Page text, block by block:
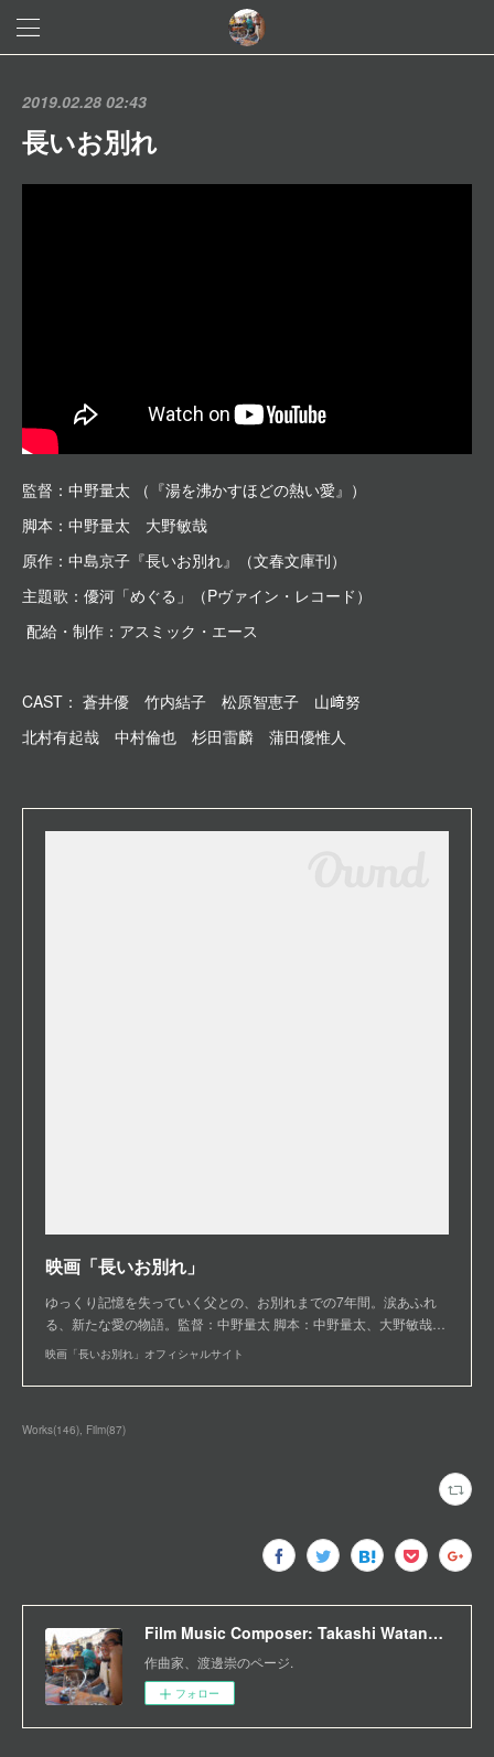
2019.02.28 02:43
長いお別れ
監督：中野量太 （『湯を沸かすほどの熱い愛』）
脚本：中野量太 大野敏哉
原作：中島京子『長いお別れ』（文春文庫刊）
主題歌：優河「めぐる」（Pヴァイン・レコード）
配給・制作：アスミック・エース
CAST： 蒼井優 竹内結子 松原智恵子 山﨑努
北村有起哉 中村倫也 杉田雷麟 蒲田優惟人
映画「長いお別れ」
ゆっくり記憶を失っていく父との、お別れまでの7年間。涙あふれ
る、新たな愛の物語。監督：中野量太 脚本：中野量太、大野敏哉…
映画「長いお別れ」オフィシャルサイト
Works(146) Film(87)
Film Music Composer: Takashi Watanabe
作曲家、渡邊崇のページ.
フォロー